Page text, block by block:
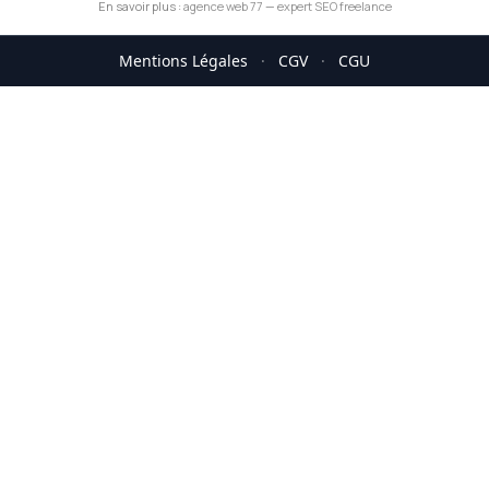
En savoir plus : agence web 77 — expert SEO freelance
Mentions Légales · CGV · CGU